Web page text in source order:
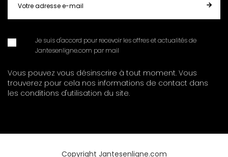
Je suis d'accord pour recevoir les offres et actualités de
Jantesenligne.com par mail
Vous pouvez vous désinscrire à tout moment. Vous
trouverez pour cela nos informations de contact dans
les conditions d'utilisation du site.
Copyright Jantesenligne.com